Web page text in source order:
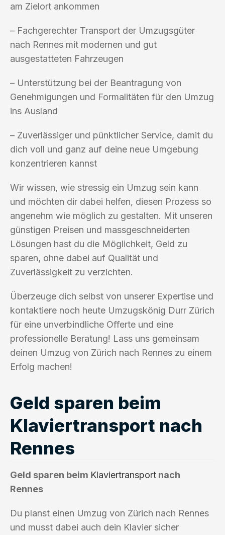
am Zielort ankommen
– Fachgerechter Transport der Umzugsgüter
nach Rennes mit modernen und gut
ausgestatteten Fahrzeugen
– Unterstützung bei der Beantragung von
Genehmigungen und Formalitäten für den Umzug
ins Ausland
– Zuverlässiger und pünktlicher Service, damit du
dich voll und ganz auf deine neue Umgebung
konzentrieren kannst
Wir wissen, wie stressig ein Umzug sein kann
und möchten dir dabei helfen, diesen Prozess so
angenehm wie möglich zu gestalten. Mit unseren
günstigen Preisen und massgeschneiderten
Lösungen hast du die Möglichkeit, Geld zu
sparen, ohne dabei auf Qualität und
Zuverlässigkeit zu verzichten.
Überzeuge dich selbst von unserer Expertise und
kontaktiere noch heute Umzugskönig Durr Zürich
für eine unverbindliche Offerte und eine
professionelle Beratung! Lass uns gemeinsam
deinen Umzug von Zürich nach Rennes zu einem
Erfolg machen!
Geld sparen beim
Klaviertransport nach
Rennes
Geld sparen beim Klaviertransport nach
Rennes
Du planst einen Umzug von Zürich nach Rennes
und musst dabei auch dein Klavier sicher